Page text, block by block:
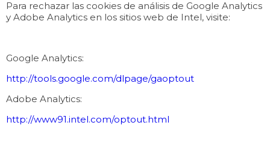
Para rechazar las cookies de análisis de Google Analytics
y Adobe Analytics en los sitios web de Intel, visite:
Google Analytics:
http://tools.google.com/dlpage/gaoptout
Adobe Analytics:
http://www91.intel.com/optout.html